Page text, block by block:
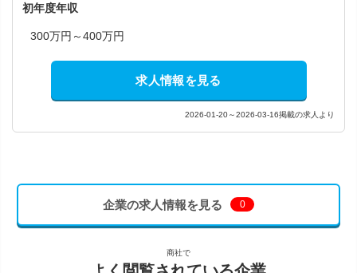
初年度年収
300万円～400万円
求人情報を見る
2026-01-20～2026-03-16掲載の求人より
企業の求人情報を見る 0
商社で